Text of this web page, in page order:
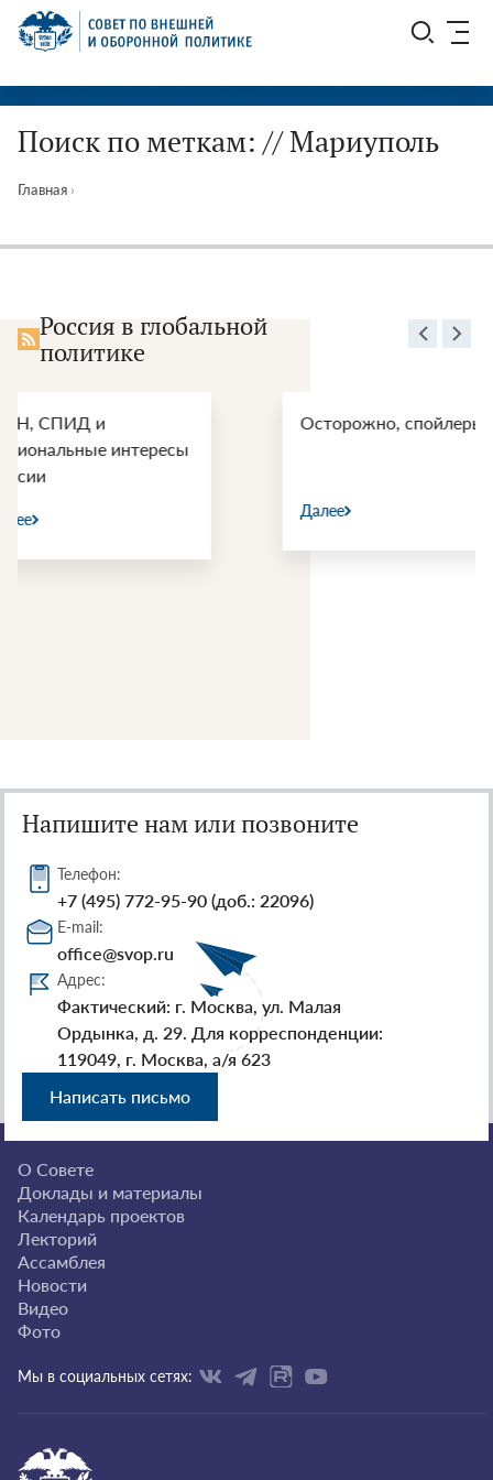
Перейти
СВОП
Поиск по меткам: // Мариуполь
Главная ›
Россия в глобальной
политике
Напишите нам или позвоните
Телефон:
+7 (495) 772-95-90 (доб.: 22096)
E-mail:
office@svop.ru
Адрес:
Фактический: г. Москва, ул. Малая
Ордынка, д. 29. Для корреспонденции:
119049, г. Москва, а/я 623
Написать письмо
О Совете
Доклады и материалы
Календарь проектов
Лекторий
Ассамблея
Новости
Видео
Фото
Мы в социальных сетях: